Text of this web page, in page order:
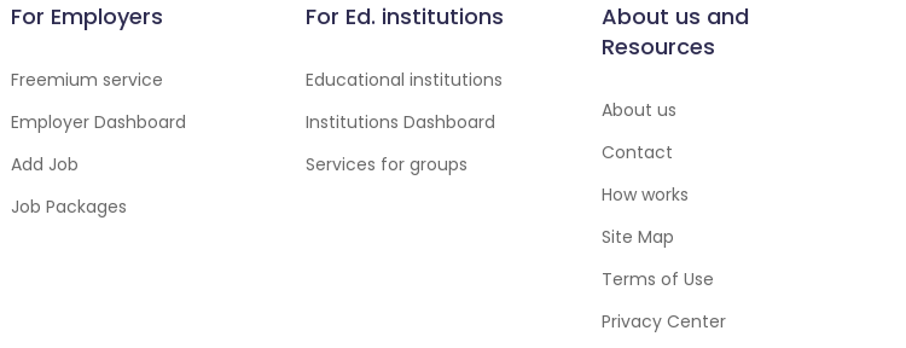
For Employers
Freemium service
Employer Dashboard
Add Job
Job Packages
For Ed. institutions
Educational institutions
Institutions Dashboard
Services for groups
About us and
Resources
About us
Contact
How works
Site Map
Terms of Use
Privacy Center